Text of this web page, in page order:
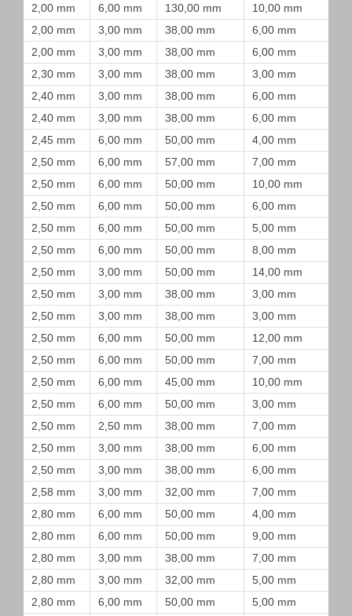
2,00 mm
6,00 mm 130,00 mm
10,00 mm
2,00 mm
3,00 mm 38,00 mm
6,00 mm
2,00 mm
3,00 mm 38,00 mm
6,00 mm
2,30 mm
3,00 mm 38,00 mm
3,00 mm
2,40 mm
3,00 mm 38,00 mm
6,00 mm
2,40 mm
3,00 mm 38,00 mm
6,00 mm
2,45 mm
6,00 mm 50,00 mm
4,00 mm
2,50 mm
6,00 mm 57,00 mm
7,00 mm
2,50 mm
6,00 mm 50,00 mm
10,00 mm
2,50 mm
6,00 mm 50,00 mm
6,00 mm
2,50 mm
6,00 mm 50,00 mm
5,00 mm
2,50 mm
6,00 mm 50,00 mm
8,00 mm
2,50 mm
3,00 mm 50,00 mm
14,00 mm
2,50 mm
3,00 mm 38,00 mm
3,00 mm
2,50 mm
3,00 mm 38,00 mm
3,00 mm
2,50 mm
6,00 mm 50,00 mm
12,00 mm
2,50 mm
6,00 mm 50,00 mm
7,00 mm
2,50 mm
6,00 mm 45,00 mm
10,00 mm
2,50 mm
6,00 mm 50,00 mm
3,00 mm
2,50 mm
2,50 mm 38,00 mm
7,00 mm
2,50 mm
3,00 mm 38,00 mm
6,00 mm
2,50 mm
3,00 mm 38,00 mm
6,00 mm
2,58 mm
3,00 mm 32,00 mm
7,00 mm
2,80 mm
6,00 mm 50,00 mm
4,00 mm
2,80 mm
6,00 mm 50,00 mm
9,00 mm
2,80 mm
3,00 mm 38,00 mm
7,00 mm
2,80 mm
3,00 mm 32,00 mm
5,00 mm
2,80 mm
6,00 mm 50,00 mm
5,00 mm